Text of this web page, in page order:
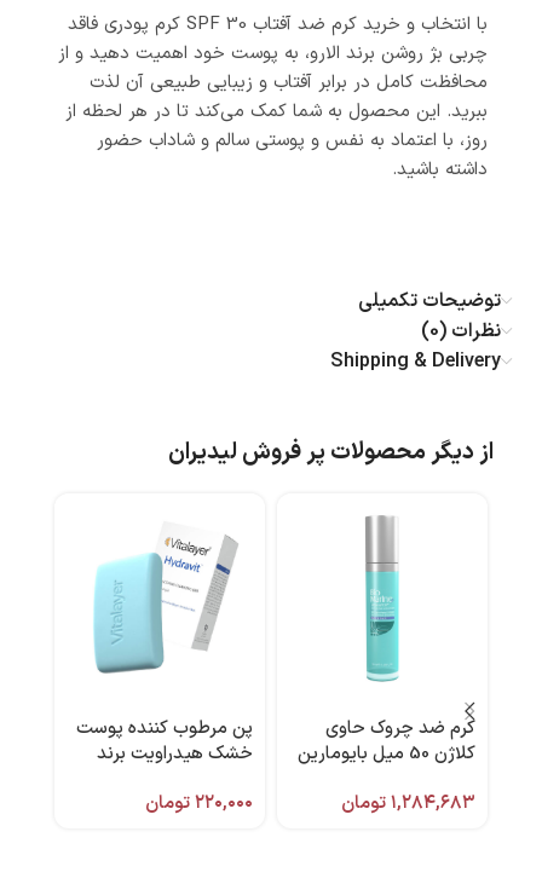
با انتخاب و خرید کرم ضد آفتاب SPF 30 کرم پودری فاقد
چربی بژ روشن برند الارو، به پوست خود اهمیت دهید و از
محافظت کامل در برابر آفتاب و زیبایی طبیعی آن لذت
ببرید. این محصول به شما کمک می‌کند تا در هر لحظه از
روز، با اعتماد به نفس و پوستی سالم و شاداب حضور
داشته باشید.
توضیحات تکمیلی
نظرات (0)
Shipping & Delivery
از دیگر محصولات پر فروش لیدیران
کرم ضد چروک حاوی
کلاژن 50 میل بایومارین
۱,۲۸۴,۶۸۳تومان
پن مرطوب کننده پوست
خشک هیدراویت برند
۲۲۰,۰۰۰تومان